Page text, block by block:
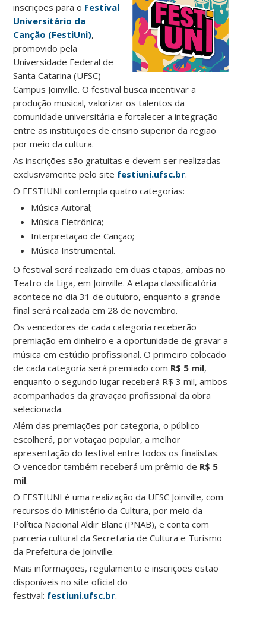
inscrições para o Festival
Universitário da
Canção (FestiUni),
promovido pela
Universidade Federal de
Santa Catarina (UFSC) –
Campus Joinville. O festival busca incentivar a
produção musical, valorizar os talentos da
comunidade universitária e fortalecer a integração
entre as instituições de ensino superior da região
por meio da cultura.
As inscrições são gratuitas e devem ser realizadas
exclusivamente pelo site festiuni.ufsc.br.
O FESTIUNI contempla quatro categorias:
Música Autoral;
Música Eletrônica;
Interpretação de Canção;
Música Instrumental.
O festival será realizado em duas etapas, ambas no
Teatro da Liga, em Joinville. A etapa classificatória
acontece no dia 31 de outubro, enquanto a grande
final será realizada em 28 de novembro.
Os vencedores de cada categoria receberão
premiação em dinheiro e a oportunidade de gravar a
música em estúdio profissional. O primeiro colocado
de cada categoria será premiado com R$ 5 mil,
enquanto o segundo lugar receberá R$ 3 mil, ambos
acompanhados da gravação profissional da obra
selecionada.
Além das premiações por categoria, o público
escolherá, por votação popular, a melhor
apresentação do festival entre todos os finalistas.
O vencedor também receberá um prêmio de R$ 5
mil.
O FESTIUNI é uma realização da UFSC Joinville, com
recursos do Ministério da Cultura, por meio da
Política Nacional Aldir Blanc (PNAB), e conta com
parceria cultural da Secretaria de Cultura e Turismo
da Prefeitura de Joinville.
Mais informações, regulamento e inscrições estão
disponíveis no site oficial do
festival: festiuni.ufsc.br.